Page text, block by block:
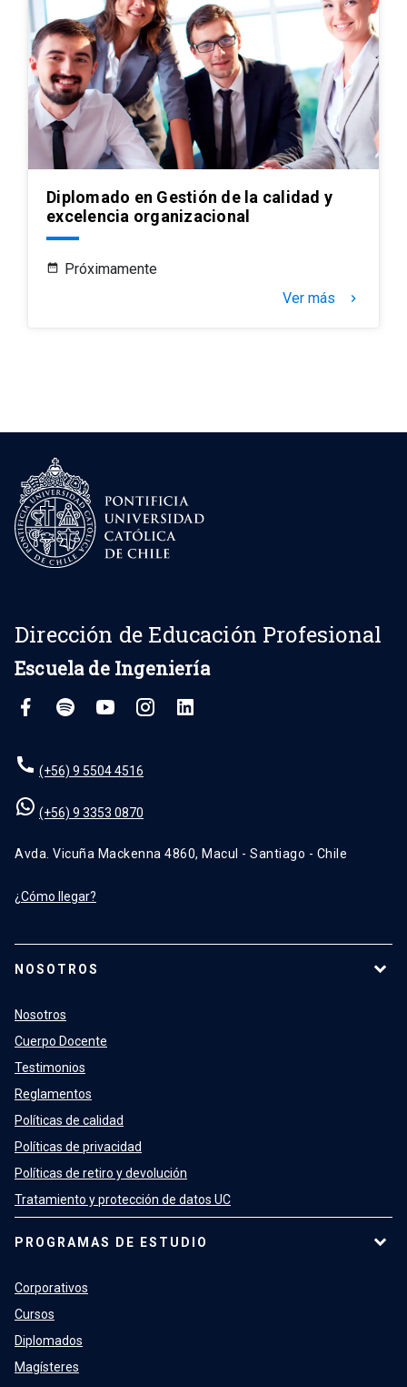
Diplomado en Gestión de la calidad y
excelencia organizacional
Próximamente
Ver más
keyboard_arrow_right
Dirección de Educación Profesional
Escuela de Ingeniería
(+56) 9 5504 4516
(+56) 9 3353 0870
Avda. Vicuña Mackenna 4860, Macul - Santiago - Chile
¿Cómo llegar?
NOSOTROS
Nosotros
Cuerpo Docente
Testimonios
Reglamentos
Políticas de calidad
Políticas de privacidad
Políticas de retiro y devolución
Tratamiento y protección de datos UC
PROGRAMAS DE ESTUDIO
Corporativos
Cursos
Diplomados
Magísteres